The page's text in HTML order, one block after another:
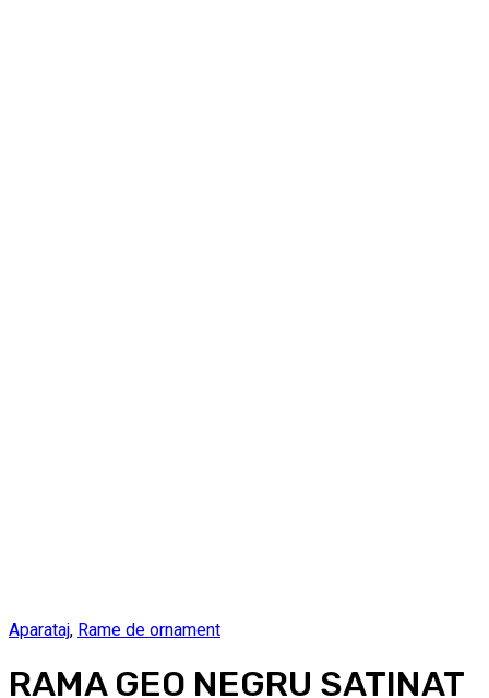
Aparataj, Rame de ornament
RAMA GEO NEGRU SATINAT